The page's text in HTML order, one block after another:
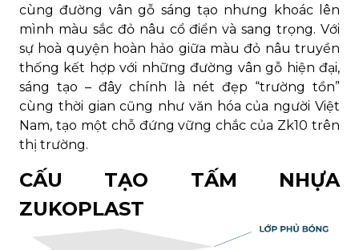
cùng đường vân gỗ sáng tạo nhưng khoác lên
mình màu sắc đỏ nâu cổ điển và sang trọng. Với
sự hoà quyện hoàn hảo giữa màu đỏ nâu truyền
thống kết hợp với những đường vân gỗ hiện đại,
sáng tạo – đây chính là nét đẹp “trường tồn”
cùng thời gian cũng như văn hóa của người Việt
Nam, tạo một chỗ đứng vững chắc của Zk10 trên
thị trường.
CẤU TẠO TẤM NHỰA
ZUKOPLAST